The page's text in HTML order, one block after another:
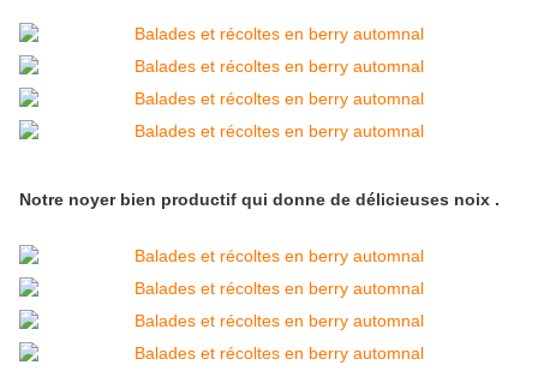
Notre noyer bien productif qui donne de délicieuses noix .